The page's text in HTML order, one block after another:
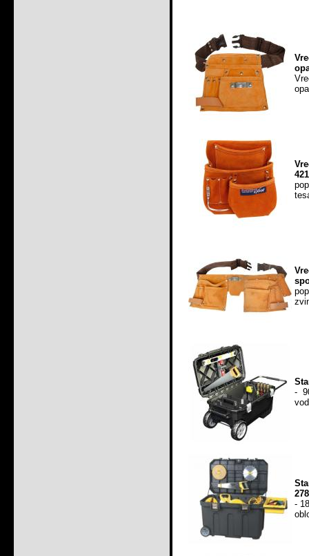
421
-
278
-